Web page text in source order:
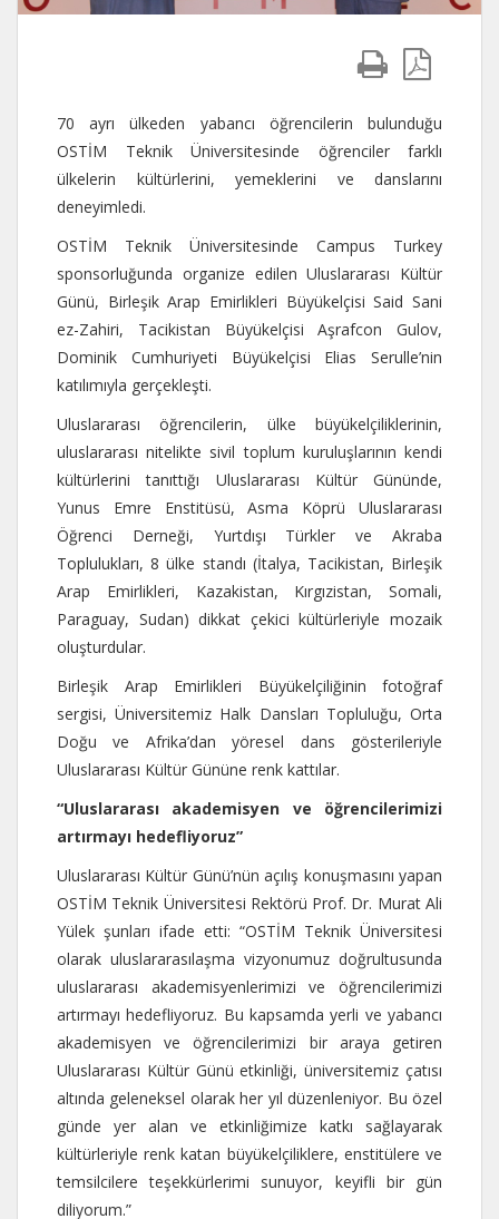
70 ayrı ülkeden yabancı öğrencilerin bulunduğu
OSTİM Teknik Üniversitesinde öğrenciler farklı
ülkelerin kültürlerini, yemeklerini ve danslarını
deneyimledi.
OSTİM Teknik Üniversitesinde Campus Turkey
sponsorluğunda organize edilen Uluslararası Kültür
Günü, Birleşik Arap Emirlikleri Büyükelçisi Said Sani
ez-Zahiri, Tacikistan Büyükelçisi Aşrafcon Gulov,
Dominik Cumhuriyeti Büyükelçisi Elias Serulle’nin
katılımıyla gerçekleşti.
Uluslararası öğrencilerin, ülke büyükelçiliklerinin,
uluslararası nitelikte sivil toplum kuruluşlarının kendi
kültürlerini tanıttığı Uluslararası Kültür Gününde,
Yunus Emre Enstitüsü, Asma Köprü Uluslararası
Öğrenci Derneği, Yurtdışı Türkler ve Akraba
Toplulukları, 8 ülke standı (İtalya, Tacikistan, Birleşik
Arap Emirlikleri, Kazakistan, Kırgızistan, Somali,
Paraguay, Sudan) dikkat çekici kültürleriyle mozaik
oluşturdular.
Birleşik Arap Emirlikleri Büyükelçiliğinin fotoğraf
sergisi, Üniversitemiz Halk Dansları Topluluğu, Orta
Doğu ve Afrika’dan yöresel dans gösterileriyle
Uluslararası Kültür Gününe renk kattılar.
“Uluslararası akademisyen ve öğrencilerimizi
artırmayı hedefliyoruz”
Uluslararası Kültür Günü’nün açılış konuşmasını yapan
OSTİM Teknik Üniversitesi Rektörü Prof. Dr. Murat Ali
Yülek şunları ifade etti: “OSTİM Teknik Üniversitesi
olarak uluslararasılaşma vizyonumuz doğrultusunda
uluslararası akademisyenlerimizi ve öğrencilerimizi
artırmayı hedefliyoruz. Bu kapsamda yerli ve yabancı
akademisyen ve öğrencilerimizi bir araya getiren
Uluslararası Kültür Günü etkinliği, üniversitemiz çatısı
altında geleneksel olarak her yıl düzenleniyor. Bu özel
günde yer alan ve etkinliğimize katkı sağlayarak
kültürleriyle renk katan büyükelçiliklere, enstitülere ve
temsilcilere teşekkürlerimi sunuyor, keyifli bir gün
diliyorum.”